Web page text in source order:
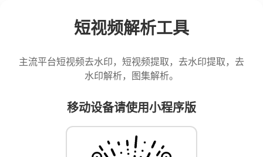
短视频解析工具
主流平台短视频去水印，短视频提取，去水印提取，去
水印解析，图集解析。
移动设备请使用小程序版